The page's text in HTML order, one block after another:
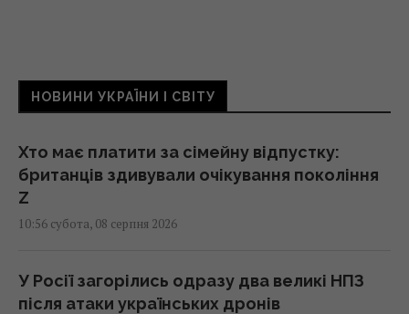
НОВИНИ УКРАЇНИ І СВІТУ
Хто має платити за сімейну відпустку:
британців здивували очікування покоління
Z
10:56 субота, 08 серпня 2026
У Росії загорілись одразу два великі НПЗ
після атаки українських дронів